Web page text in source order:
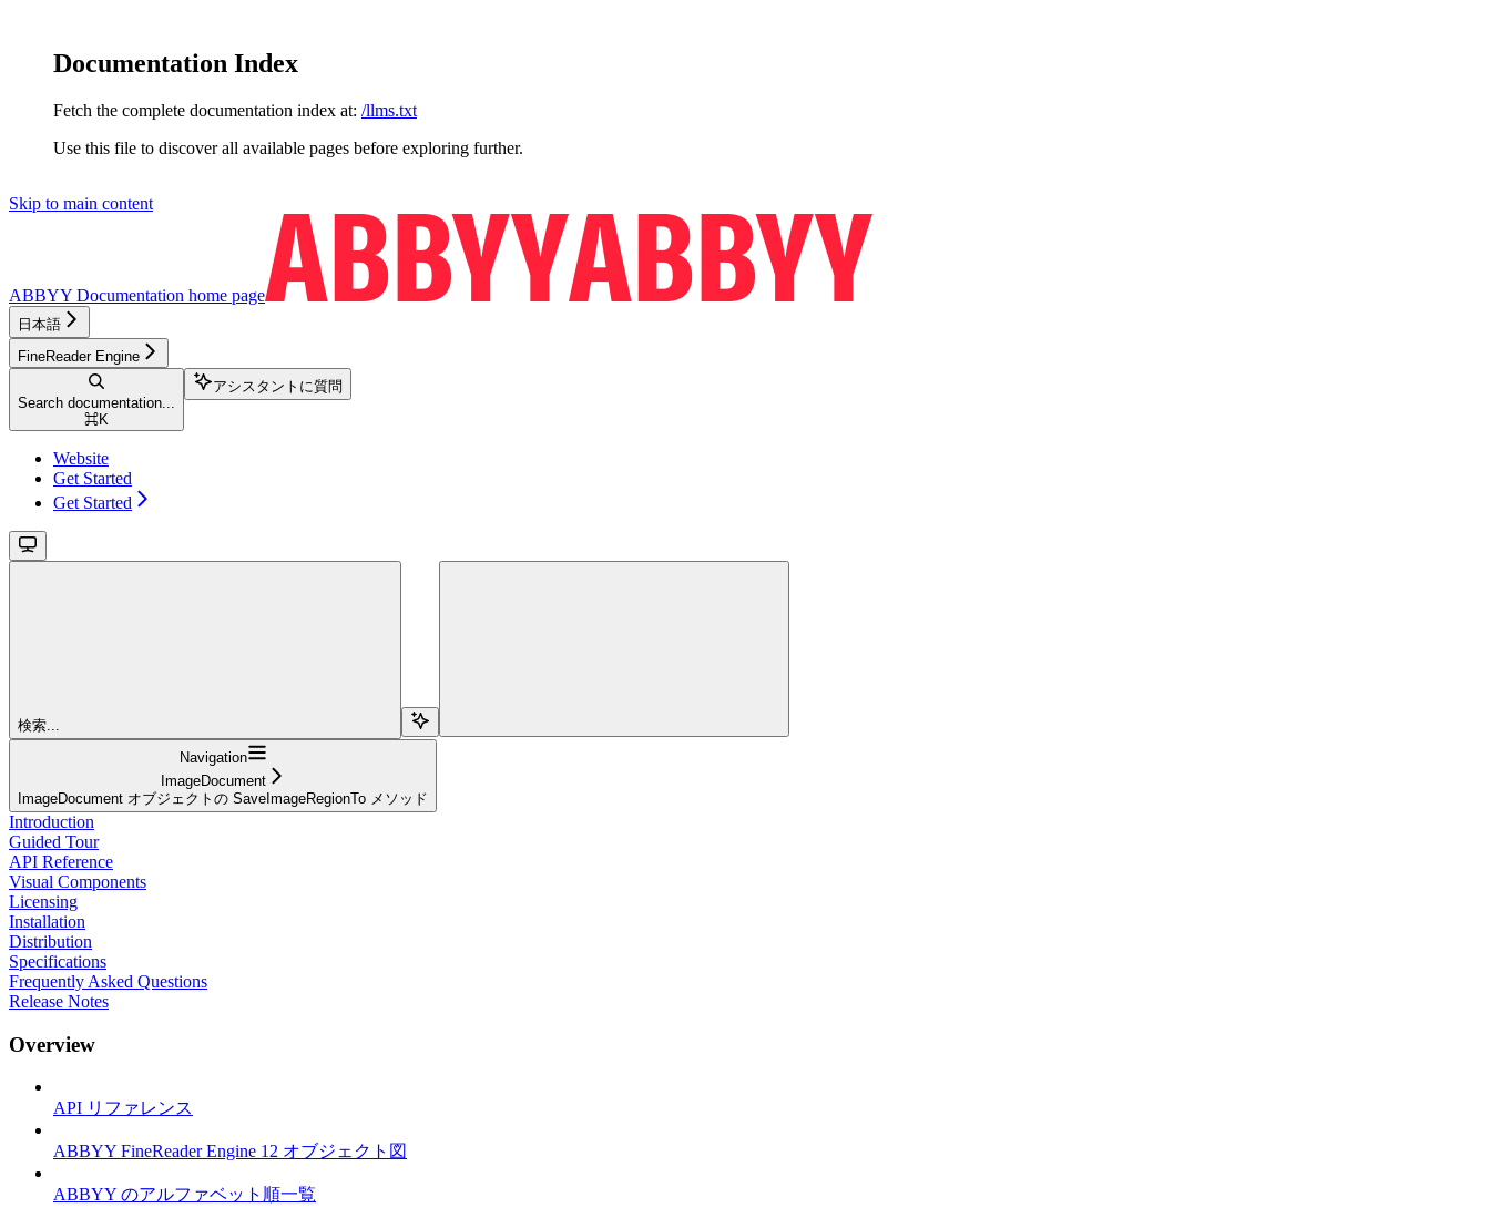
Documentation Index
Fetch the complete documentation index at: /llms.txt
Use this file to discover all available pages before exploring further.
Skip to main content
ABBYY Documentation home page
日本語
FineReader Engine
Search documentation...
⌘K
アシスタントに質問
Website
Get Started
Get Started
検索...
Navigation
ImageDocument
ImageDocument オブジェクトの SaveImageRegionTo メソッド
Introduction
Guided Tour
API Reference
Visual Components
Licensing
Installation
Distribution
Specifications
Frequently Asked Questions
Release Notes
Overview
API リファレンス
ABBYY FineReader Engine 12 オブジェクト図
ABBYY のアルファベット順一覧